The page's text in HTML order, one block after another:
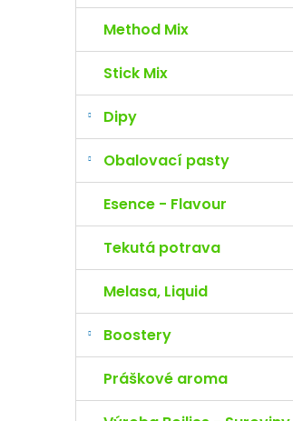
Method Mix
Stick Mix
Dipy
Obalovací pasty
Esence - Flavour
Tekutá potrava
Melasa, Liquid
Boostery
Práškové aroma